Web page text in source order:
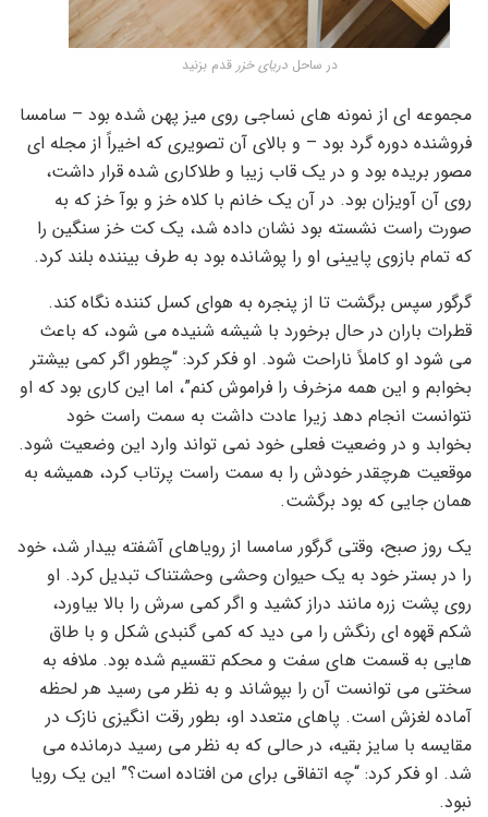
در ساحلدریای خزر قدم بزنید
مجموعه ای از نمونه های نساجی روی میز پهن شده بود – سامسا
فروشنده دوره گرد بود – و بالای آن تصویری که اخیراً از مجله ای
مصور بریده بود و در یک قاب زیبا و طلاکاری شده قرار داشت،
روی آن آویزان بود. در آن یک خانم با کلاه خز و بوآ خز که به
صورت راست نشسته بود نشان داده شد، یک کت خز سنگین را
که تمام بازوی پایینی او را پوشانده بود به طرف بیننده بلند کرد.
گرگور سپس برگشت تا از پنجره به هوای کسل کننده نگاه کند.
قطرات باران در حال برخورد با شیشه شنیده می شود، که باعث
می شود او کاملاً ناراحت شود. او فکر کرد: “چطور اگر کمی بیشتر
بخوابم و این همه مزخرف را فراموش کنم”، اما این کاری بود که او
نتوانست انجام دهد زیرا عادت داشت به سمت راست خود
بخوابد و در وضعیت فعلی خود نمی تواند وارد این وضعیت شود.
موقعیت هرچقدر خودش را به سمت راست پرتاب کرد، همیشه به
همان جایی که بود برگشت.
یک روز صبح، وقتی گرگور سامسا از رویاهای آشفته بیدار شد، خود
را در بستر خود به یک حیوان وحشی وحشتناک تبدیل کرد. او
روی پشت زره مانند دراز کشید و اگر کمی سرش را بالا بیاورد،
شکم قهوه ای رنگش را می دید که کمی گنبدی شکل و با طاق
هایی به قسمت های سفت و محکم تقسیم شده بود. ملافه به
سختی می توانست آن را بپوشاند و به نظر می رسید هر لحظه
آماده لغزش است. پاهای متعدد او، بطور رقت انگیزی نازک در
مقایسه با سایز بقیه، در حالی که به نظر می رسید درمانده می
شد. او فکر کرد: “چه اتفاقی برای من افتاده است؟” این یک رویا
نبود.